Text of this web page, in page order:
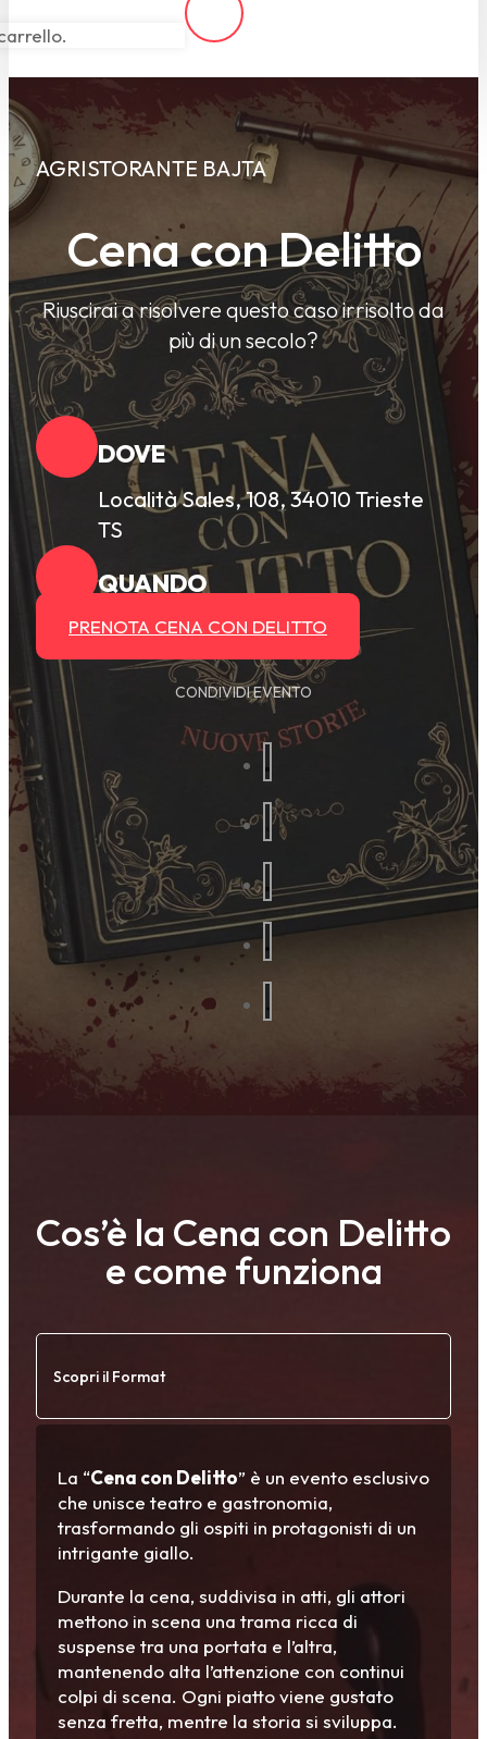
AGRISTORANTE BAJTA
Cena con Delitto
Riuscirai a risolvere questo caso irrisolto da
più di un secolo?
DOVE
Località Sales, 108, 34010 Trieste
TS
QUANDO
PRENOTA CENA CON DELITTO
CONDIVIDI EVENTO
Cos’è la Cena con Delitto
e come funziona
Scopri il Format
La “Cena con Delitto” è un evento esclusivo
che unisce teatro e gastronomia,
trasformando gli ospiti in protagonisti di un
intrigante giallo.
Durante la cena, suddivisa in atti, gli attori
mettono in scena una trama ricca di
suspense tra una portata e l’altra,
mantenendo alta l’attenzione con continui
colpi di scena. Ogni piatto viene gustato
senza fretta, mentre la storia si sviluppa.